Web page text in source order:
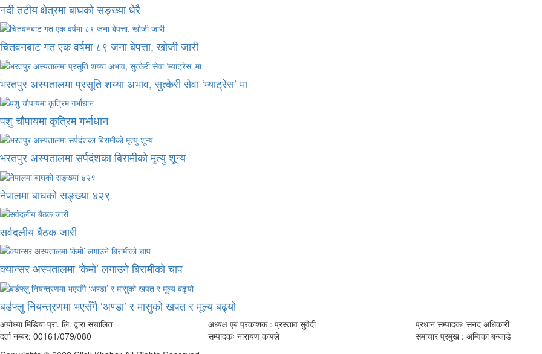
नदी तटीय क्षेत्रमा बाघको सङ्ख्या धेरै
चितवनबाट गत एक वर्षमा ८९ जना बेपत्ता, खोजी जारी
भरतपुर अस्पतालमा प्रसूति शय्या अभाव, सुत्केरी सेवा ‘म्याट्रेस’ मा
पशु चौपायमा कृत्रिम गर्भाधान
भरतपुर अस्पतालमा सर्पदंशका बिरामीको मृत्यु शून्य
नेपालमा बाघको सङ्ख्या ४२९
सर्वदलीय बैठक जारी
क्यान्सर अस्पतालमा ‘केमो’ लगाउने बिरामीको चाप
बर्डफ्लु नियन्त्रणमा भएसँगै ‘अण्डा’ र मासुको खपत र मूल्य बढ्यो
अयोध्या मिडिया प्रा. लि. द्वारा संचालित
दर्ता नम्बर: 00161/079/080
अध्यक्ष एबं प्रकाशक : प्रस्ताव सुवेदी
सम्पादकः नारायण काफ्ले
प्रधान सम्पादकः सनद अधिकारी
समाचार प्रमुख : अम्विका बन्जाडे